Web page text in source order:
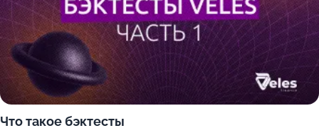
Что такое бэктесты